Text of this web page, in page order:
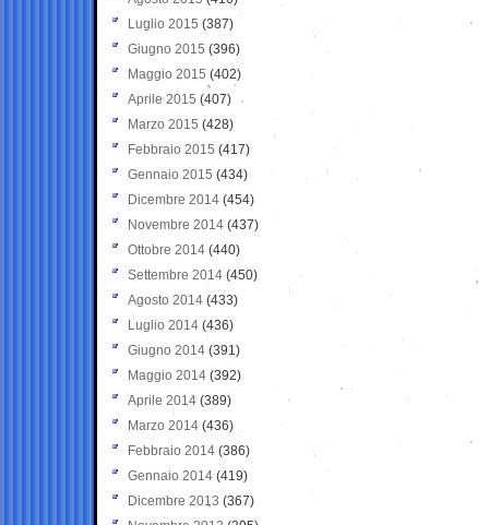
Luglio 2015 (387)
Giugno 2015 (396)
Maggio 2015 (402)
Aprile 2015 (407)
Marzo 2015 (428)
Febbraio 2015 (417)
Gennaio 2015 (434)
Dicembre 2014 (454)
Novembre 2014 (437)
Ottobre 2014 (440)
Settembre 2014 (450)
Agosto 2014 (433)
Luglio 2014 (436)
Giugno 2014 (391)
Maggio 2014 (392)
Aprile 2014 (389)
Marzo 2014 (436)
Febbraio 2014 (386)
Gennaio 2014 (419)
Dicembre 2013 (367)